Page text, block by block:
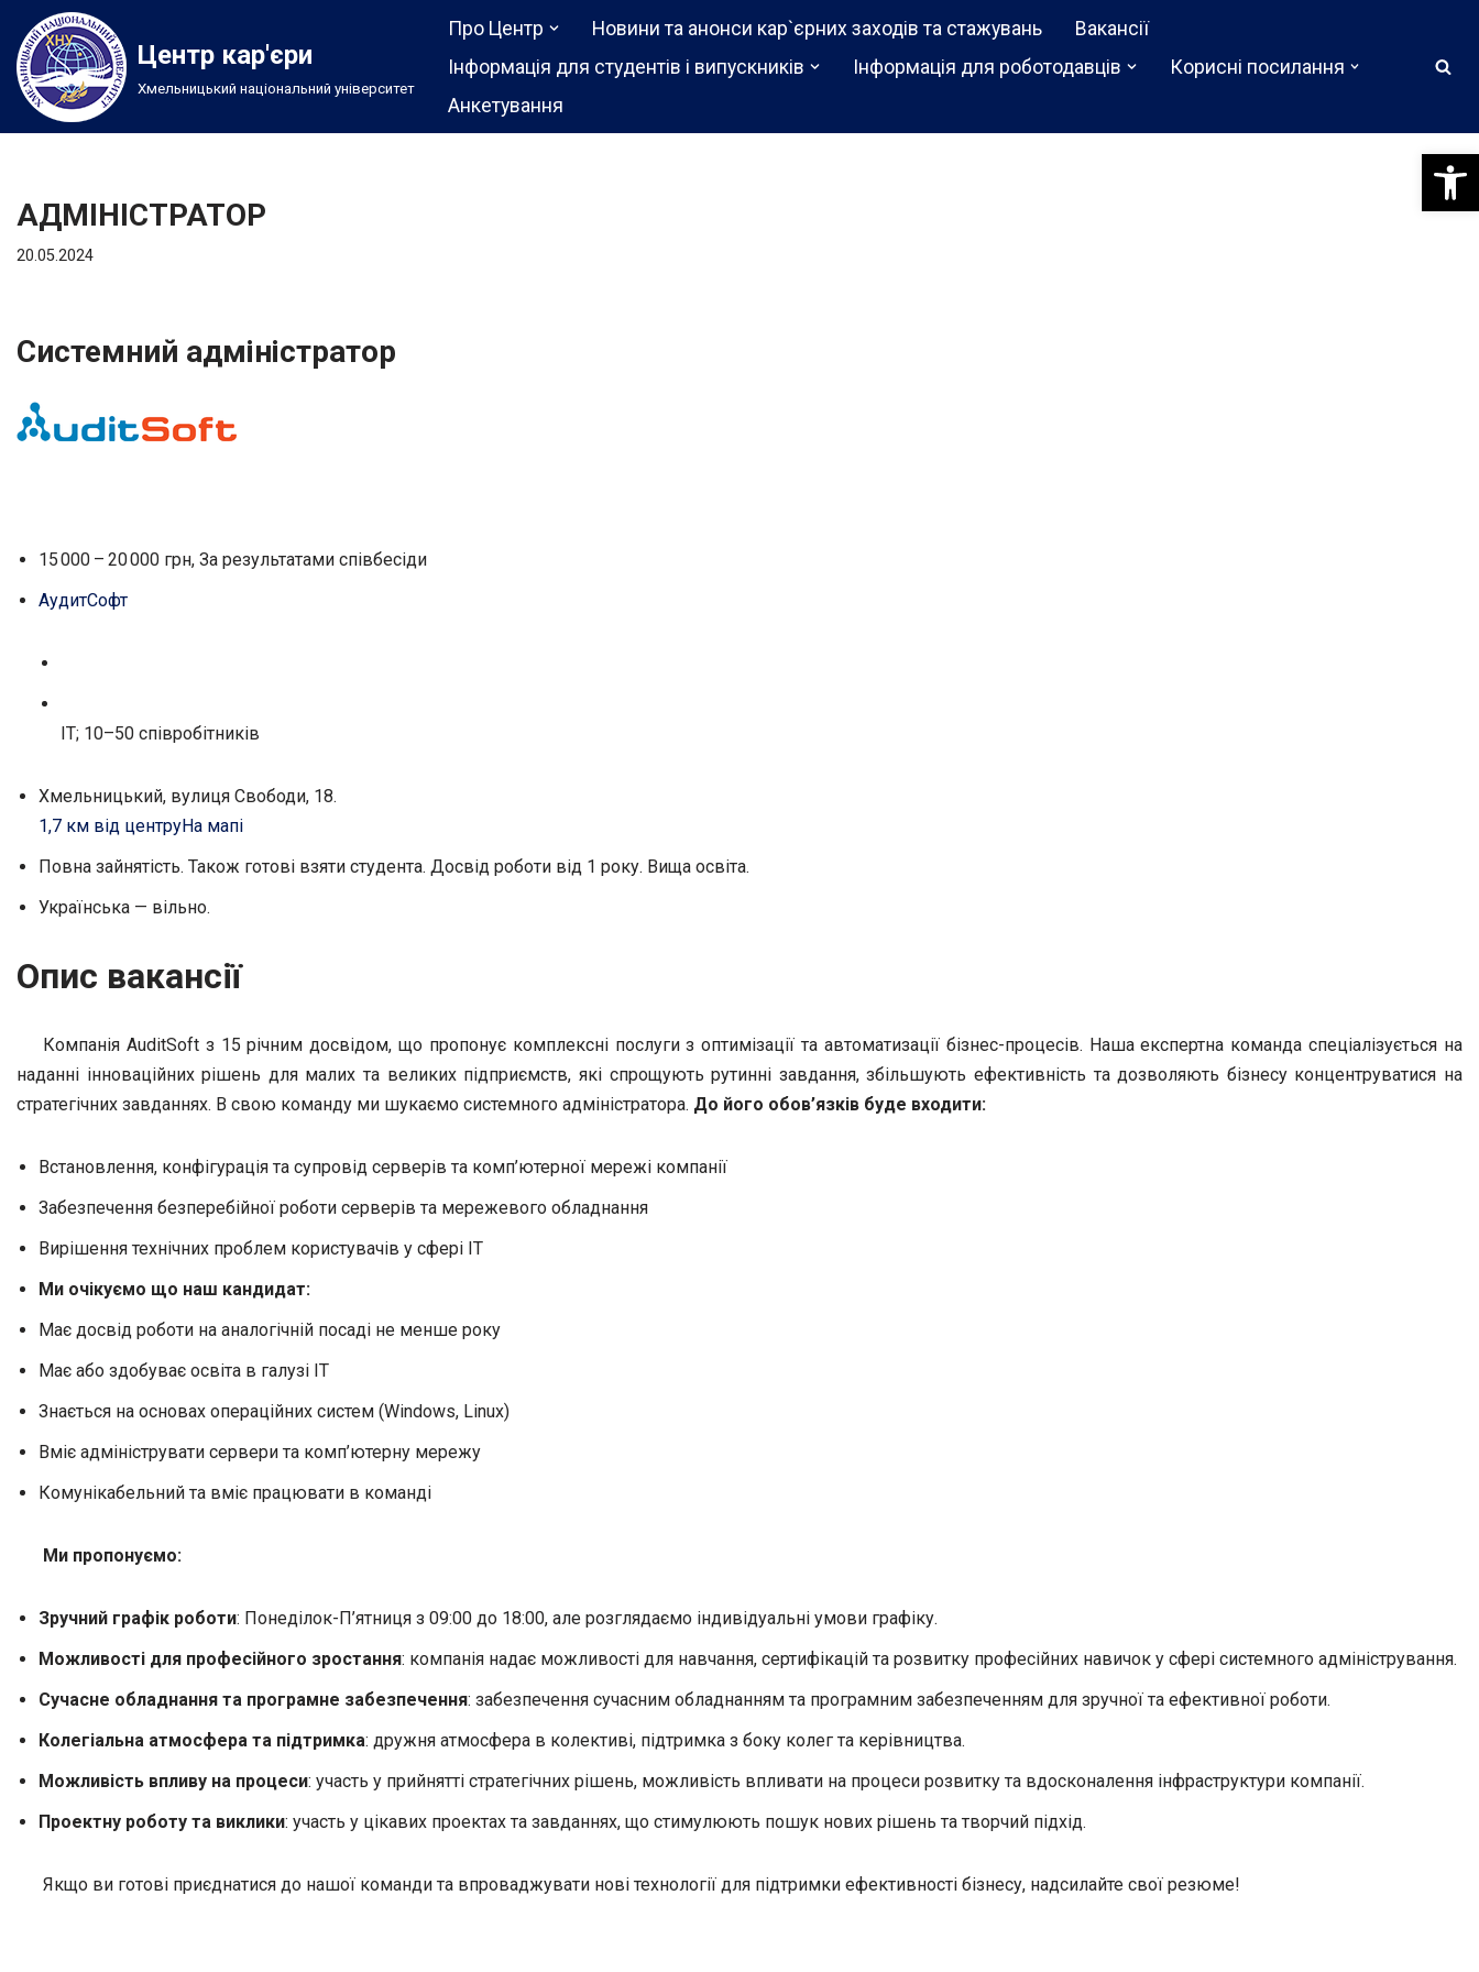
Перейти
до
вмісту
Центр кар'єри
Хмельницький національний університет
Про Центр Новини та анонси кар`єрних заходів та стажувань
Вакансії
Інформація для студентів і випускників
Інформація для роботодавців
Корисні посилання
Анкетування
АДМІНІСТРАТОР
20.05.2024
Системний адміністратор
15 000 – 20 000 грн, За результатами співбесіди
АудитСофт
IT; 10–50 співробітників
Хмельницький, вулиця Свободи, 18.
1,7 км від центруНа мапі
Повна зайнятість. Також готові взяти студента. Досвід роботи від 1 року. Вища освіта.
Українська — вільно.
Опис вакансії
Компанія AuditSoft з 15 річним досвідом, що пропонує комплексні послуги з оптимізації та автоматизації бізнес-процесів. Наша експертна команда спеціалізується на
наданні інноваційних рішень для малих та великих підприємств, які спрощують рутинні завдання, збільшують ефективність та дозволяють бізнесу концентруватися на
стратегічних завданнях. В свою команду ми шукаємо системного адміністратора. До його обов’язків буде входити:
Встановлення, конфігурація та супровід серверів та комп’ютерної мережі компанії
Забезпечення безперебійної роботи серверів та мережевого обладнання
Вирішення технічних проблем користувачів у сфері ІТ
Ми очікуємо що наш кандидат:
Має досвід роботи на аналогічній посаді не менше року
Має або здобуває освіта в галузі ІТ
Знається на основах операційних систем (Windows, Linux)
Вміє адмініструвати сервери та комп’ютерну мережу
Комунікабельний та вміє працювати в команді
Ми пропонуємо:
Зручний графік роботи: Понеділок-П’ятниця з 09:00 до 18:00, але розглядаємо індивідуальні умови графіку.
Можливості для професійного зростання: компанія надає можливості для навчання, сертифікацій та розвитку професійних навичок у сфері системного адміністрування.
Сучасне обладнання та програмне забезпечення: забезпечення сучасним обладнанням та програмним забезпеченням для зручної та ефективної роботи.
Колегіальна атмосфера та підтримка: дружня атмосфера в колективі, підтримка з боку колег та керівництва.
Можливість впливу на процеси: участь у прийнятті стратегічних рішень, можливість впливати на процеси розвитку та вдосконалення інфраструктури компанії.
Проектну роботу та виклики: участь у цікавих проектах та завданнях, що стимулюють пошук нових рішень та творчий підхід.
Якщо ви готові приєднатися до нашої команди та впроваджувати нові технології для підтримки ефективності бізнесу, надсилайте свої резюме!